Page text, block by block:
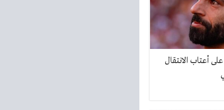
أعتاب الانتقال